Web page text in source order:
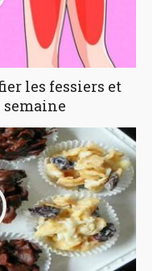
les fessiers et
semaine